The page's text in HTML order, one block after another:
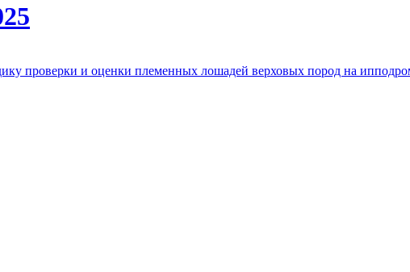
проверки и оценки племенных лошадей верховых пород на